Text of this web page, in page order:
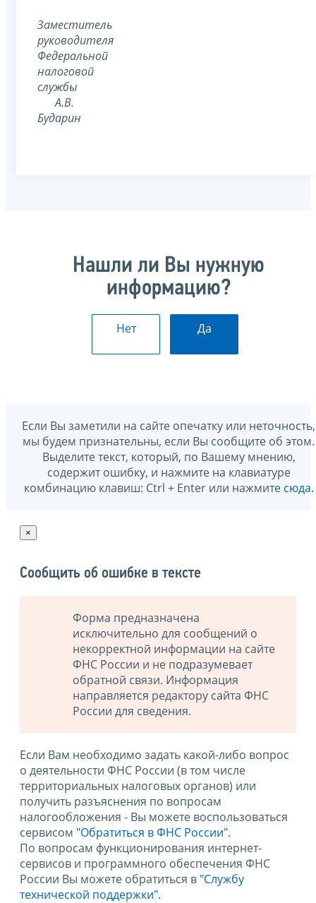
Заместитель
руководителя
Федеральной
налоговой
службы
А.В.
Бударин
Нашли ли Вы нужную
информацию?
Нет Да
Если Вы заметили на сайте опечатку или неточность,
мы будем признательны, если Вы сообщите об этом.
Выделите текст, который, по Вашему мнению,
содержит ошибку, и нажмите на клавиатуре
комбинацию клавиш: Ctrl + Enter или нажмите сюда.
×
Сообщить об ошибке в тексте
Форма предназначена
исключительно для сообщений о
некорректной информации на сайте
ФНС России и не подразумевает
обратной связи. Информация
направляется редактору сайта ФНС
России для сведения.
Если Вам необходимо задать какой-либо вопрос
о деятельности ФНС России (в том числе
территориальных налоговых органов) или
получить разъяснения по вопросам
налогообложения - Вы можете воспользоваться
сервисом "Обратиться в ФНС России".
По вопросам функционирования интернет-
сервисов и программного обеспечения ФНС
России Вы можете обратиться в "Службу
технической поддержки".